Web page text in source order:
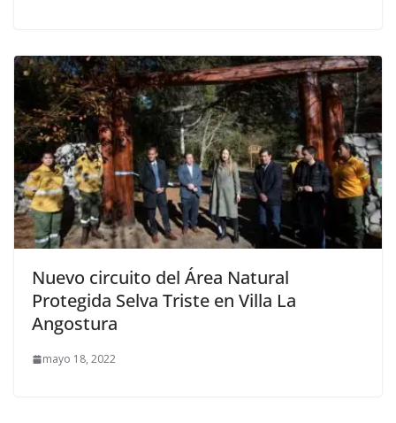
Nuevo circuito del Área Natural
Protegida Selva Triste en Villa La
Angostura
mayo 18, 2022